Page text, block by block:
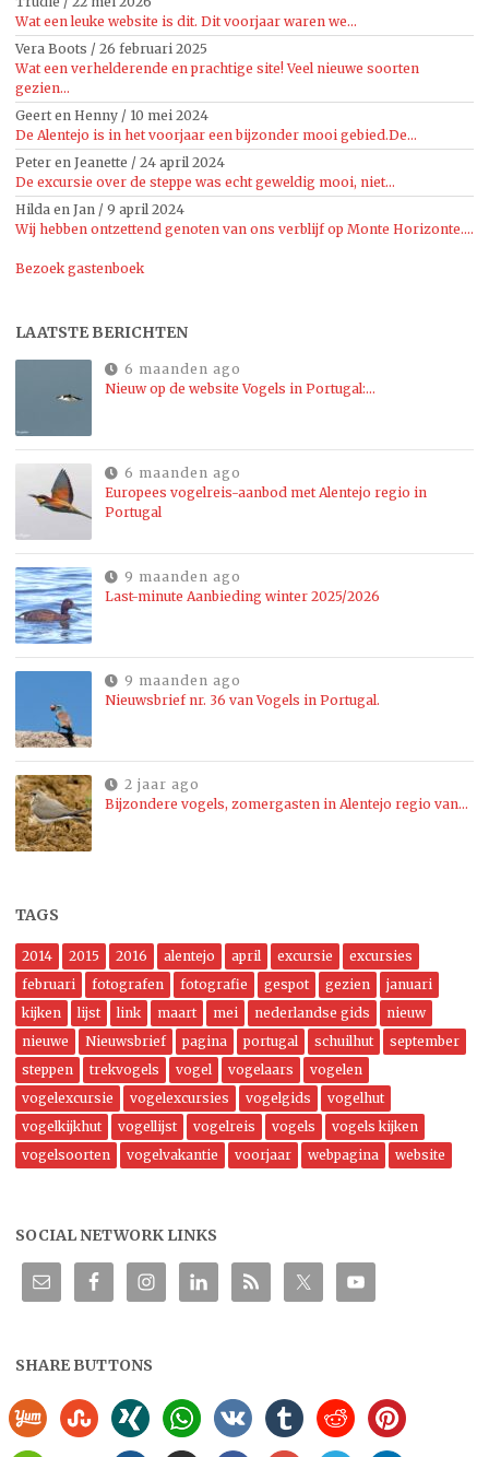
Wat een leuke website is dit. Dit voorjaar waren we...
Vera Boots / 26 februari 2025
Wat een verhelderende en prachtige site! Veel nieuwe soorten
gezien...
Geert en Henny / 10 mei 2024
De Alentejo is in het voorjaar een bijzonder mooi gebied.De...
Peter en Jeanette / 24 april 2024
De excursie over de steppe was echt geweldig mooi, niet...
Hilda en Jan / 9 april 2024
Wij hebben ontzettend genoten van ons verblijf op Monte Horizonte....
Bezoek gastenboek
LAATSTE BERICHTEN
6 maanden ago
Nieuw op de website Vogels in Portugal:…
6 maanden ago
Europees vogelreis-aanbod met Alentejo regio in
Portugal
9 maanden ago
Last-minute Aanbieding winter 2025/2026
9 maanden ago
Nieuwsbrief nr. 36 van Vogels in Portugal.
2 jaar ago
Bijzondere vogels, zomergasten in Alentejo regio van…
TAGS
2014 2015 2016 alentejo april excursie
excursies
februari
fotografen fotografie gespot gezien
januari
kijken
lijst link maart mei nederlandse gids
nieuw
nieuwe
Nieuwsbrief pagina portugal schuilhut
september
steppen
trekvogels vogel vogelaars
vogelen
vogelexcursie
vogelexcursies vogelgids
vogelhut
vogelkijkhut
vogellijst vogelreis vogels
vogels kijken
vogelsoorten
vogelvakantie voorjaar webpagina website
SOCIAL NETWORK LINKS
SHARE BUTTONS